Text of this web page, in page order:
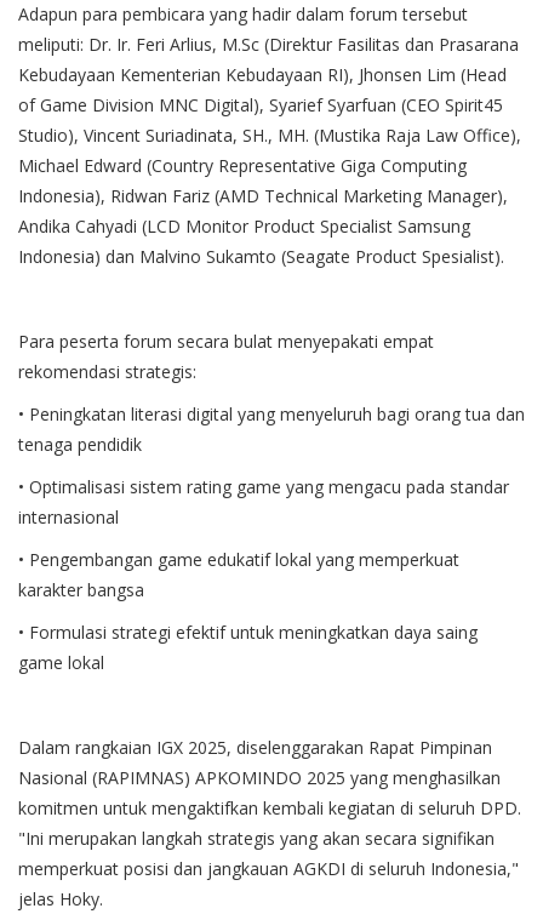
Adapun para pembicara yang hadir dalam forum tersebut
meliputi: Dr. Ir. Feri Arlius, M.Sc (Direktur Fasilitas dan Prasarana
Kebudayaan Kementerian Kebudayaan RI), Jhonsen Lim (Head
of Game Division MNC Digital), Syarief Syarfuan (CEO Spirit45
Studio), Vincent Suriadinata, SH., MH. (Mustika Raja Law Office),
Michael Edward (Country Representative Giga Computing
Indonesia), Ridwan Fariz (AMD Technical Marketing Manager),
Andika Cahyadi (LCD Monitor Product Specialist Samsung
Indonesia) dan Malvino Sukamto (Seagate Product Spesialist).
Para peserta forum secara bulat menyepakati empat
rekomendasi strategis:
• Peningkatan literasi digital yang menyeluruh bagi orang tua dan
tenaga pendidik
• Optimalisasi sistem rating game yang mengacu pada standar
internasional
• Pengembangan game edukatif lokal yang memperkuat
karakter bangsa
• Formulasi strategi efektif untuk meningkatkan daya saing
game lokal
Dalam rangkaian IGX 2025, diselenggarakan Rapat Pimpinan
Nasional (RAPIMNAS) APKOMINDO 2025 yang menghasilkan
komitmen untuk mengaktifkan kembali kegiatan di seluruh DPD.
"Ini merupakan langkah strategis yang akan secara signifikan
memperkuat posisi dan jangkauan AGKDI di seluruh Indonesia,"
jelas Hoky.